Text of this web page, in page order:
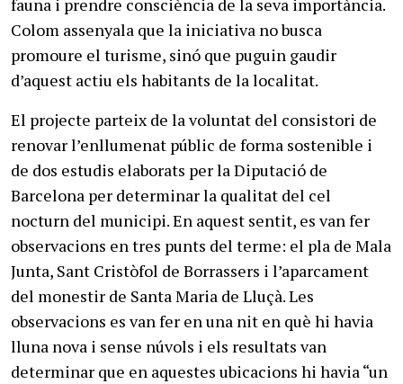
fauna i prendre consciència de la seva importància.
Colom assenyala que la iniciativa no busca
promoure el turisme, sinó que puguin gaudir
d’aquest actiu els habitants de la localitat.
El projecte parteix de la voluntat del consistori de
renovar l’enllumenat públic de forma sostenible i
de dos estudis elaborats per la Diputació de
Barcelona per determinar la qualitat del cel
nocturn del municipi. En aquest sentit, es van fer
observacions en tres punts del terme: el pla de Mala
Junta, Sant Cristòfol de Borrassers i l’aparcament
del monestir de Santa Maria de Lluçà. Les
observacions es van fer en una nit en què hi havia
lluna nova i sense núvols i els resultats van
determinar que en aquestes ubicacions hi havia “un